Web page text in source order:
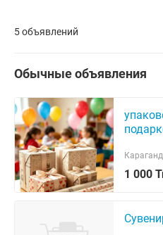
5 объявлений
Обычные объявления
1 000